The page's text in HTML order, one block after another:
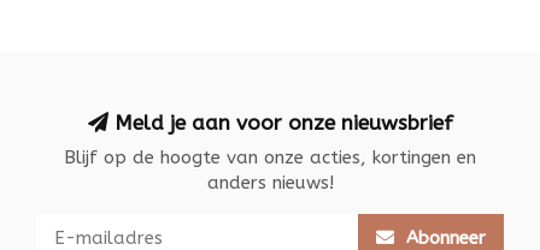
Meld je aan voor onze nieuwsbrief
Blijf op de hoogte van onze acties, kortingen en
anders nieuws!
Abonneer